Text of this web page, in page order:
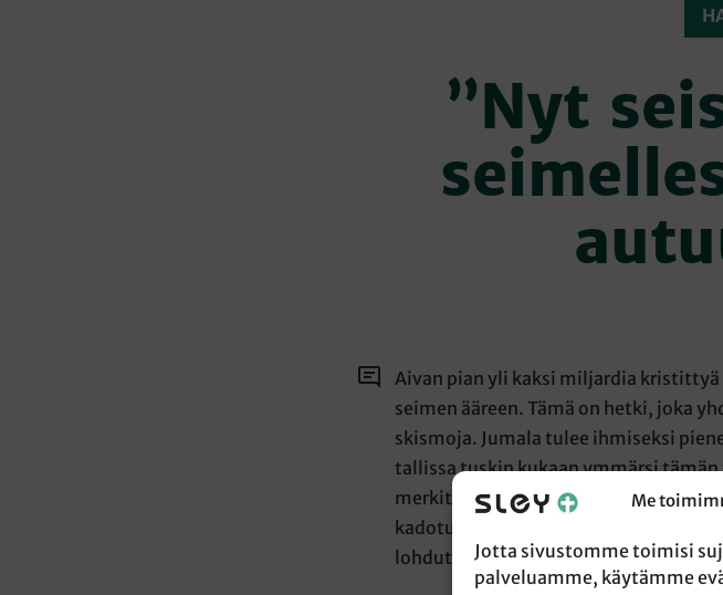
Me
Jotta sivustomme toimisi
palveluamme, käytämme
”Nyt
Aivan pian yli kaksi miljardia
seimen ääreen. Tämä on hetki, joka
skismoja. Jumala tulee ihmiseksi
tallissa tuskin kukaan ymmärsi
merkitystä. Jeesus syntyi
kadotukselta, mutta hän syntyi myös
lohdutukseksi ja turvaksi.